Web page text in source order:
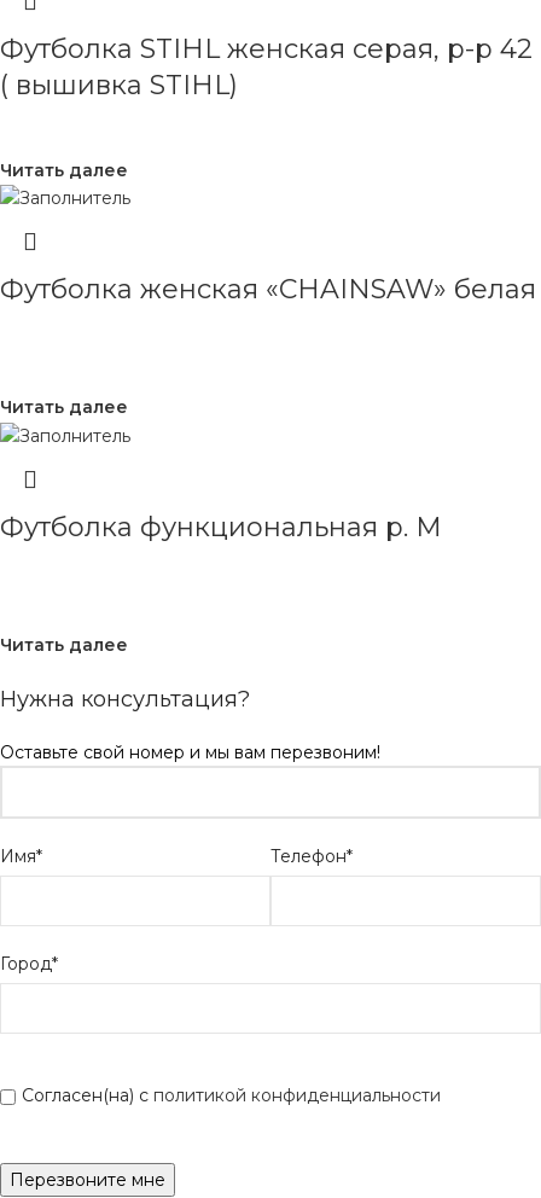
Футболка STIHL женская серая, р-р 42
( вышивка STIHL)
Читать далее
Футболка женская «CHAINSAW» белая
Читать далее
Футболка функциональная р. М
Читать далее
Нужна консультация?
Оставьте свой номер и мы вам перезвоним!
Имя* Телефон*
Город*
Согласен(на) с политикой конфиденциальности